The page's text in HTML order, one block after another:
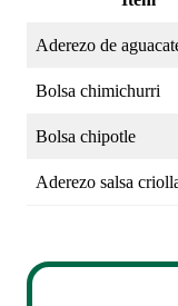
Aderezo de
Bolsa chimichurri
Bolsa chipotle
Aderezo salsa